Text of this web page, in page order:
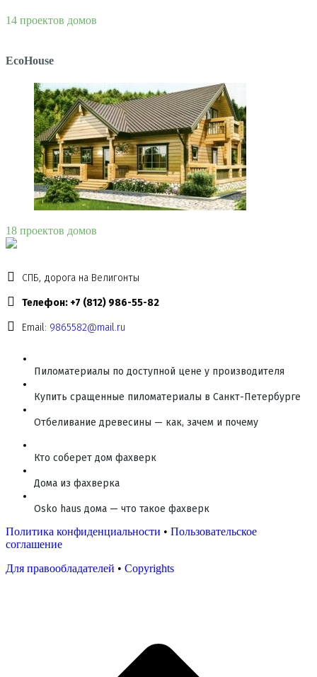
14 проектов домов
EcoHouse
18 проектов домов
СПБ, дорога на Велигонты
Телефон: +7 (812) 986-55-82
Email: 9865582@mail.ru
Пиломатериалы по доступной цене у производителя
Купить сращенные пиломатериалы в Санкт-Петербурге
Отбеливание древесины — как, зачем и почему
Кто соберет дом фахверк
Дома из фахверка
Osko haus дома — что такое фахверк
Политика конфиденциальности • Пользовательское
соглашение
Для правообладателей • Copyrights